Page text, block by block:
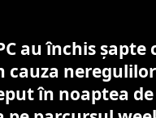
au închis
cauza
în noaptea